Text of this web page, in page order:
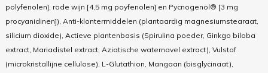
polyfenolen], rode wijn [4,5 mg poyfenolen] en Pycnogenol® [3 mg
procyanidinen]), Anti-klontermiddelen (plantaardig magnesiumstearaat,
silicium dioxide), Actieve plantenbasis (Spirulina poeder, Ginkgo biloba
extract, Mariadistel extract, Aziatische waternavel extract), Vulstof
(microkristallijne cellulose), L-Glutathion, Mangaan (bisglycinaat),